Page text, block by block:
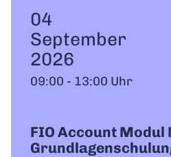
04
September
2026
09:00 - 13:00 Uhr
FIO Account